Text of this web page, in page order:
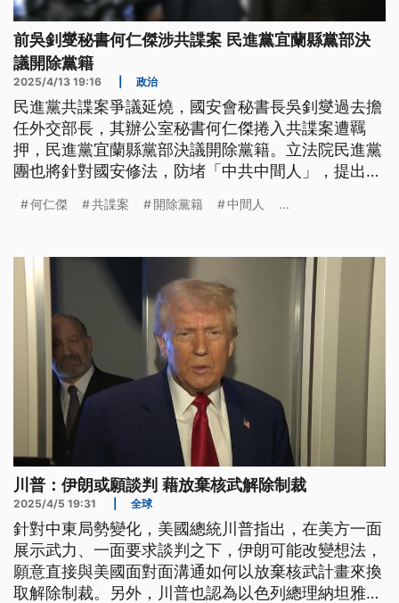
前吳釗燮秘書何仁傑涉共諜案 民進黨宜蘭縣黨部決
議開除黨籍
2025/4/13 19:16 政治
民進黨共諜案爭議延燒，國安會秘書長吳釗燮過去擔
任外交部長，其辦公室秘書何仁傑捲入共諜案遭羈
押，民進黨宜蘭縣黨部決議開除黨籍。立法院民進黨
團也將針對國安修法，防堵「中共中間人」，提出立
評綠營才是中共同路人的大本營，要求吳釗燮下台負
何仁傑 共諜案 開除黨籍 中間人 ...
川普：伊朗或願談判 藉放棄核武解除制裁
2025/4/5 19:31 全球
針對中東局勢變化，美國總統川普指出，在美方一面
展示武力、一面要求談判之下，伊朗可能改變想法，
願意直接與美國面對面溝通如何以放棄核武計畫來換
取解除制裁。另外，川普也認為以色列總理納坦雅胡